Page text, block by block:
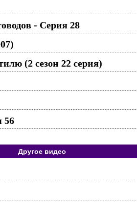
- Серия 28
(2 сезон 22 серия)
56
Другое видео